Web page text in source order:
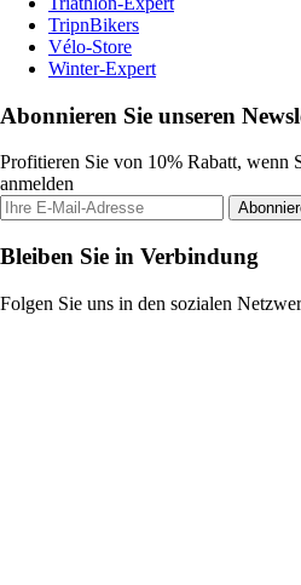
TripnBikers
Vélo-Store
Winter-Expert
Abonnieren Sie unseren
Profitieren Sie von 10% Rabatt, wenn
anmelden
Bleiben Sie in Verbindung
Folgen Sie uns in den sozialen